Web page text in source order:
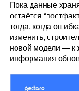
Пока данные
остаётся
тогда, когда
изменить,
новой модели — к
информация